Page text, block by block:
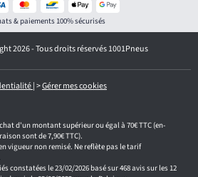
& paiements 100% sécurisés
2026 - Tous droits réservés 1001Pneus
|>Gérer mes cookies
d'un montant supérieur ou égal à 70€ TTC (en-
sont de 7,90€ TTC).
vigueur non remisé. Ne reflète pas le tarif
constatées le 23/02/2026 basé sur 468 avis sur les 12